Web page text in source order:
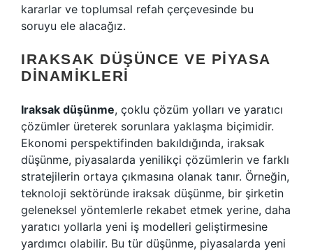
kararlar ve toplumsal refah çerçevesinde bu
soruyu ele alacağız.
IRAKSAK DÜŞÜNCE VE PIYASA
DINAMIKLERI
Iraksak düşünme, çoklu çözüm yolları ve yaratıcı
çözümler üreterek sorunlara yaklaşma biçimidir.
Ekonomi perspektifinden bakıldığında, iraksak
düşünme, piyasalarda yenilikçi çözümlerin ve farklı
stratejilerin ortaya çıkmasına olanak tanır. Örneğin,
teknoloji sektöründe iraksak düşünme, bir şirketin
geleneksel yöntemlerle rekabet etmek yerine, daha
yaratıcı yollarla yeni iş modelleri geliştirmesine
yardımcı olabilir. Bu tür düşünme, piyasalarda yeni